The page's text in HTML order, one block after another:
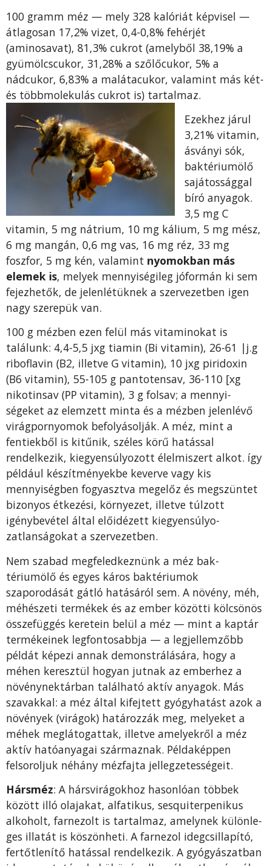
100 gramm méz — mely 328 kalóriát képvisel —
átlagosan 17,2% vizet, 0,4-0,8% fehérjét
(aminosavat), 81,3% cukrot (amelyből 38,19% a
gyü­mölcscukor, 31,28% a szőlőcukor, 5% a
nádcukor, 6,83% a malátacukor, valamint más két-
és többmolekulás cukrot is) tartalmaz.
Ezekhez járul
3,21% vitamin,
ásványi sók,
baktériumölő
sajátossággal
bíró anyagok.
3,5 mg C
vitamin, 5 mg nátrium, 10 mg kálium, 5 mg mész,
6 mg mangán, 0,6 mg vas, 16 mg réz, 33 mg
foszfor, 5 mg kén, valamint nyomokban más
elemek is, melyek mennyiségileg jóformán ki sem
fejezhetők, de jelen­létüknek a szervezetben igen
nagy szerepük van.
100 g mézben ezen felül más vitaminokat is
találunk: 4,4-5,5 jxg tiamin (Bi vitamin), 26-61 |j.g
riboflavin (B2, illetve G vitamin), 10 jxg piridoxin
(B6 vitamin), 55-105 g pantotensav, 36-110 [xg
nikotinsav (PP vitamin), 3 g folsav; a mennyi­
ségeket az elemzett minta és a mézben jelenlévő
virágpornyomok befolyá­solják. A méz, mint a
fentiekből is kitűnik, széles körű hatással
rendelkezik, kiegyensúlyozott élelmiszert alkot. így
például készítményekbe keverve vagy kis
mennyiségben fogyasztva megelőz és megszüntet
bizonyos ét­kezési, környezet, illetve túlzott
igénybevétel által előidézett kiegyensúlyo­
zatlanságokat a szervezetben.
Nem szabad megfeledkeznünk a méz bak­
tériumölő és egyes káros baktériumok
szaporodását gátló hatásáról sem. A növény, méh,
méhészeti termékek és az ember közötti kölcsönös
összefüggés keretein belül a méz — mint a kaptár
termékeinek legfontosabbja — a legjellemzőbb
példát képezi annak demonstrálására, hogy a
méhen keresztül hogyan jutnak az emberhez a
növénynektárban található aktív anyagok. Más
szavakkal: a méz által kifejtett gyógyhatást azok a
nö­vények (virágok) határozzák meg, melyeket a
méhek meglátogattak, illet­ve amelyekről a méz
aktív hatóanyagai származnak. Példaképpen
felsorol­juk néhány mézfajta jellegzetességeit.
Hársméz: A hársvirágokhoz hasonlóan többek
között illó olajakat, alfatikus, sesquiterpenikus
alkoholt, farnezolt is tartalmaz, amelynek különle­
ges illatát is köszönheti. A farnezol idegcsillapító,
fertőtlenítő hatással ren­delkezik. A gyógyászatban